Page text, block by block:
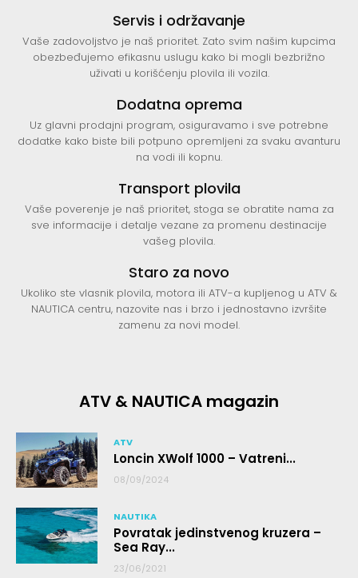
Servis i održavanje
Vaše zadovoljstvo je naš prioritet. Zato svim našim kupcima
obezbeđujemo efikasnu uslugu kako bi mogli bezbrižno
uživati u korišćenju plovila ili vozila.
Dodatna oprema
Uz glavni prodajni program, osiguravamo i sve potrebne
dodatke kako biste bili potpuno opremljeni za svaku avanturu
na vodi ili kopnu.
Transport plovila
Vaše poverenje je naš prioritet, stoga se obratite nama za
sve informacije i detalje vezane za promenu destinacije
vašeg plovila.
Staro za novo
Ukoliko ste vlasnik plovila, motora ili ATV-a kupljenog u ATV &
NAUTICA centru, nazovite nas i brzo i jednostavno izvršite
zamenu za novi model.
ATV & NAUTICA magazin
ATV
Loncin XWolf 1000 – Vatreni...
08/09/2024
NAUTIKA
Povratak jedinstvenog kruzera –
Sea Ray...
23/06/2021